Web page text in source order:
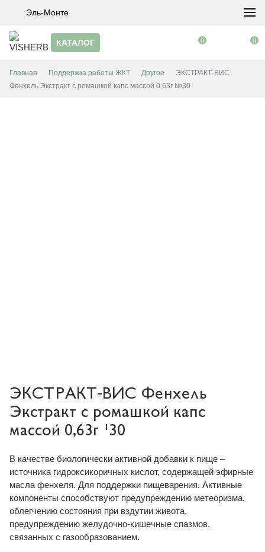
Эль-Монте
КАТАЛОГ 0 0
Главная Поддержка работы ЖКТ Другое
ЭКСТРАКТ-ВИС
Фенхель Экстракт с ромашкой капс массой 0,63г №30
ЭКСТРАКТ-ВИС Фенхель
Экстракт с ромашкой капс
массой 0,63г №30
В качестве биологически активной добавки к пище –
источника гидроксикоричных кислот, содержащей эфирные
масла фенхеля. Для поддержки пищеварения. Активные
компоненты способствуют предупреждению метеоризма,
облегчению состояния при вздутии живота,
предупреждению желудочно-кишечные спазмов,
связанных с газообразованием.